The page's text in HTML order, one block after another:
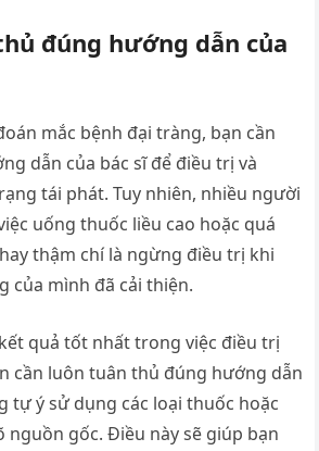
đúng hướng dẫn của
mắc bệnh đại tràng, bạn cần
dẫn của bác sĩ để điều trị và
tái phát. Tuy nhiên, nhiều người
uống thuốc liều cao hoặc quá
thậm chí là ngừng điều trị khi
của mình đã cải thiện.
quả tốt nhất trong việc điều trị
cần luôn tuân thủ đúng hướng dẫn
tự ý sử dụng các loại thuốc hoặc
nguồn gốc. Điều này sẽ giúp bạn